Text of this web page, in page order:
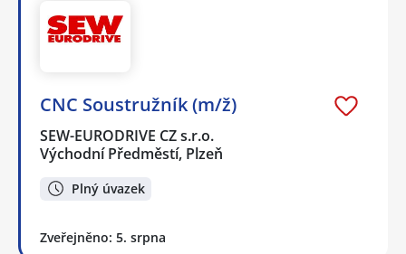
CNC Soustružník (m/ž)
SEW-EURODRIVE CZ s.r.o.
Východní Předměstí, Plzeň
Plný úvazek
Zveřejněno: 5. srpna